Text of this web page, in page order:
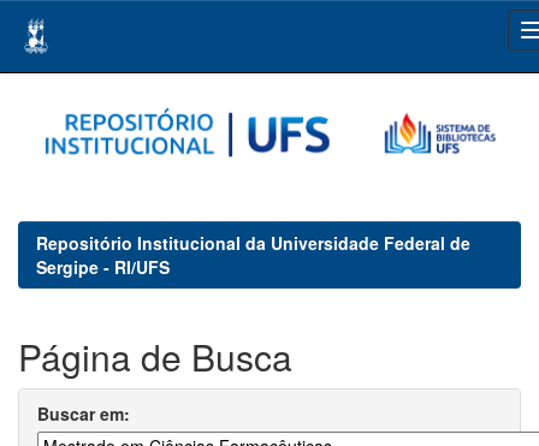
navigation
Repositório Institucional da Universidade Federal de
Sergipe - RI/UFS
Página de Busca
Buscar em: